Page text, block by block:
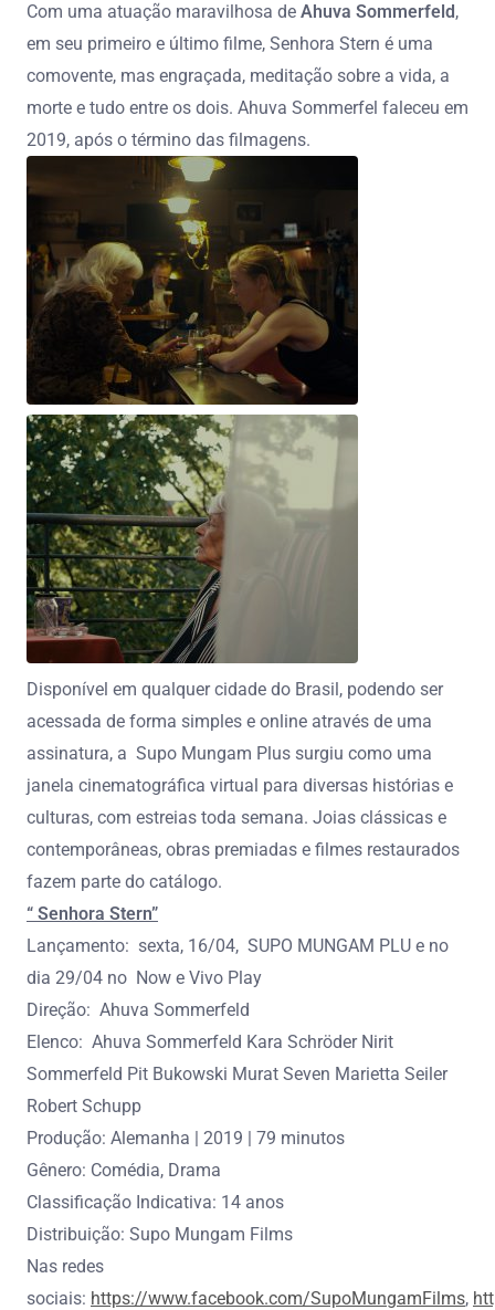
Com uma atuação maravilhosa de Ahuva Sommerfeld,
em seu primeiro e último filme, Senhora Stern é uma
comovente, mas engraçada, meditação sobre a vida, a
morte e tudo entre os dois. Ahuva Sommerfel faleceu em
2019, após o término das filmagens.
Disponível em qualquer cidade do Brasil, podendo ser
acessada de forma simples e online através de uma
assinatura, a Supo Mungam Plus surgiu como uma
janela cinematográfica virtual para diversas histórias e
culturas, com estreias toda semana. Joias clássicas e
contemporâneas, obras premiadas e filmes restaurados
fazem parte do catálogo.
“ Senhora Stern”
Lançamento: sexta, 16/04, SUPO MUNGAM PLU e no
dia 29/04 no Now e Vivo Play
Direção: Ahuva Sommerfeld
Elenco: Ahuva Sommerfeld Kara Schröder Nirit
Sommerfeld Pit Bukowski Murat Seven Marietta Seiler
Robert Schupp
Produção: Alemanha | 2019 | 79 minutos
Gênero: Comédia, Drama
Classificação Indicativa: 14 anos
Distribuição: Supo Mungam Films
Nas redes
sociais: https://www.facebook.com/SupoMungamFilms,